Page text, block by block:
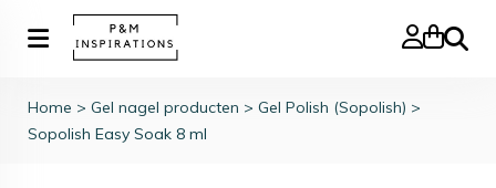
Zoeken
Home > Gel nagel producten > Gel Polish (Sopolish) >
Sopolish Easy Soak 8 ml